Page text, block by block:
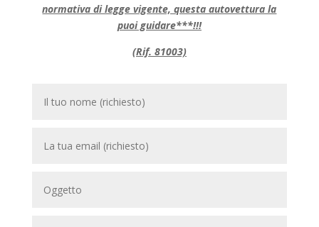
normativa di legge vigente, questa autovettura la
puoi guidare***!!!
(Rif. 81003)